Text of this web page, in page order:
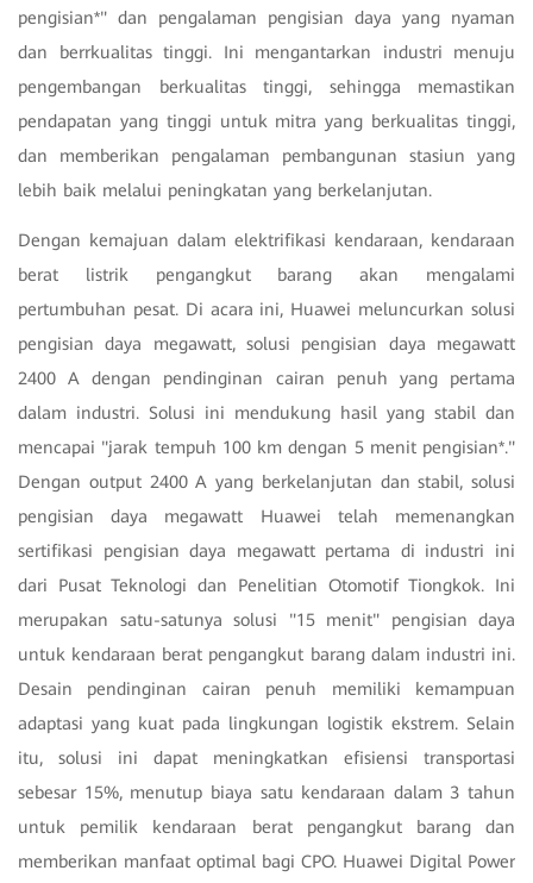
pengisian*" dan pengalaman pengisian daya yang nyaman
dan berrkualitas tinggi. Ini mengantarkan industri menuju
pengembangan berkualitas tinggi, sehingga memastikan
pendapatan yang tinggi untuk mitra yang berkualitas tinggi,
dan memberikan pengalaman pembangunan stasiun yang
lebih baik melalui peningkatan yang berkelanjutan.
Dengan kemajuan dalam elektrifikasi kendaraan, kendaraan
berat listrik pengangkut barang akan mengalami
pertumbuhan pesat. Di acara ini, Huawei meluncurkan solusi
pengisian daya megawatt, solusi pengisian daya megawatt
2400 A dengan pendinginan cairan penuh yang pertama
dalam industri. Solusi ini mendukung hasil yang stabil dan
mencapai "jarak tempuh 100 km dengan 5 menit pengisian*."
Dengan output 2400 A yang berkelanjutan dan stabil, solusi
pengisian daya megawatt Huawei telah memenangkan
sertifikasi pengisian daya megawatt pertama di industri ini
dari Pusat Teknologi dan Penelitian Otomotif Tiongkok. Ini
merupakan satu-satunya solusi "15 menit" pengisian daya
untuk kendaraan berat pengangkut barang dalam industri ini.
Desain pendinginan cairan penuh memiliki kemampuan
adaptasi yang kuat pada lingkungan logistik ekstrem. Selain
itu, solusi ini dapat meningkatkan efisiensi transportasi
sebesar 15%, menutup biaya satu kendaraan dalam 3 tahun
untuk pemilik kendaraan berat pengangkut barang dan
memberikan manfaat optimal bagi CPO. Huawei Digital Power